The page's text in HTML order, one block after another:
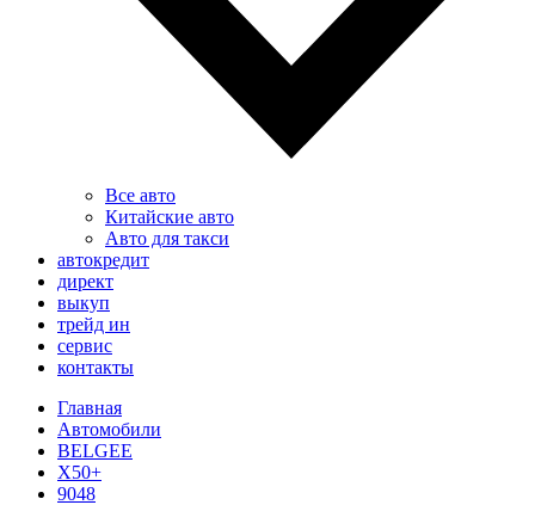
Все авто
Китайские авто
Авто для такси
автокредит
директ
выкуп
трейд ин
сервис
контакты
Главная
Автомобили
BELGEE
X50+
9048